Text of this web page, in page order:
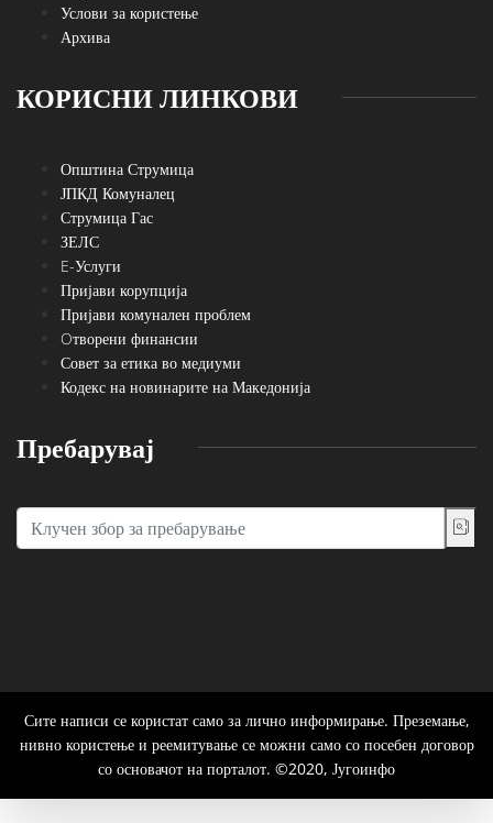
Услови за користење
Архива
КОРИСНИ ЛИНКОВИ
Општина Струмица
ЈПКД Комуналец
Струмица Гас
ЗЕЛС
E-Услуги
Пријави корупција
Пријави комунален проблем
Oтворени финансии
Совет за етика во медиуми
Кодекс на новинарите на Македонија
Пребарувај
Сите написи се користат само за лично информирање. Преземање,
нивно користење и реемитување се можни само со посебен договор
со основачот на порталот. ©2020, Југоинфо